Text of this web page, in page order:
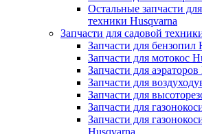
Остальные запчасти
техники Husqvarna
Запчасти для садовой
Запчасти для бензопил
Запчасти для мотокос
Запчасти для
Запчасти для
Запчасти для
Запчасти для
Запчасти для
Husqvarna